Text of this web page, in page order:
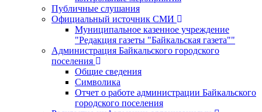
Публичные слушания
Официальный источник СМИ
Муниципальное казенное учреждение
"Редакция газеты "Байкальская газета""
Администрация Байкальского городского
поселения
Общие сведения
Символика
Отчет о работе администрации Байкальского
городского поселения